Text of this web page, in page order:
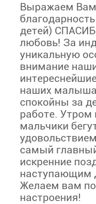
Выражаем
детей)
любовь! За
уникальную
внимание
наших
спокойны за
работе. Утром
мальчики
самый
искренние
наступающим
Желаем вам
настроения!